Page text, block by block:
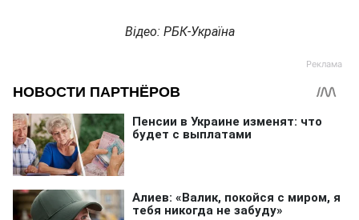
Відео: РБК-Україна